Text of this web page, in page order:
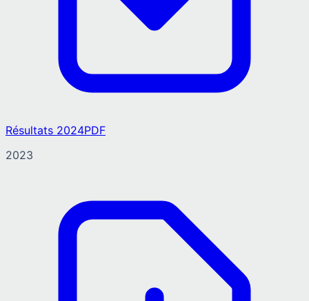
Résultats 2024PDF
2023